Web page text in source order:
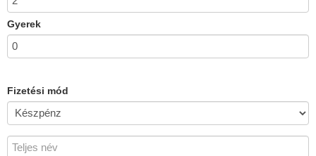
Gyerek
Fizetési mód